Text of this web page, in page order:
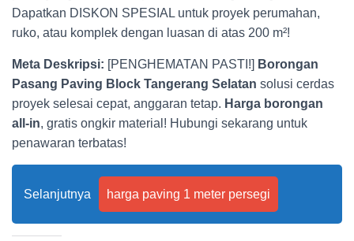
Dapatkan DISKON SPESIAL untuk proyek perumahan,
ruko, atau komplek dengan luasan di atas 200 m²!
Meta Deskripsi: [PENGHEMATAN PASTI!] Borongan
Pasang Paving Block Tangerang Selatan solusi cerdas
proyek selesai cepat, anggaran tetap. Harga borongan
all-in, gratis ongkir material! Hubungi sekarang untuk
penawaran terbatas!
Selanjutnya harga paving 1 meter persegi